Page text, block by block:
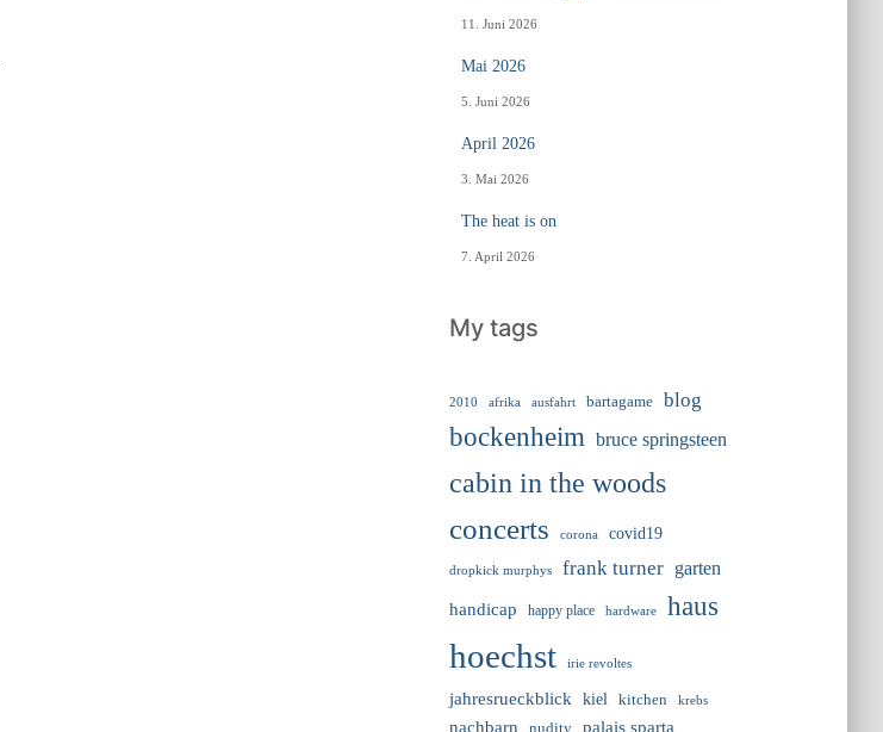
11. Juni 2026
Mai 2026
5. Juni 2026
April 2026
3. Mai 2026
The heat is on
7. April 2026
My tags
2010 afrika ausfahrt bartagame blog
bockenheim bruce springsteen
cabin in the woods
concerts
corona covid19
dropkick murphys frank turner
garten
handicap
happy place hardware haus
hoechst irie revoltes
jahresrueckblick kiel kitchen krebs
nachbarn nudity palais sparta